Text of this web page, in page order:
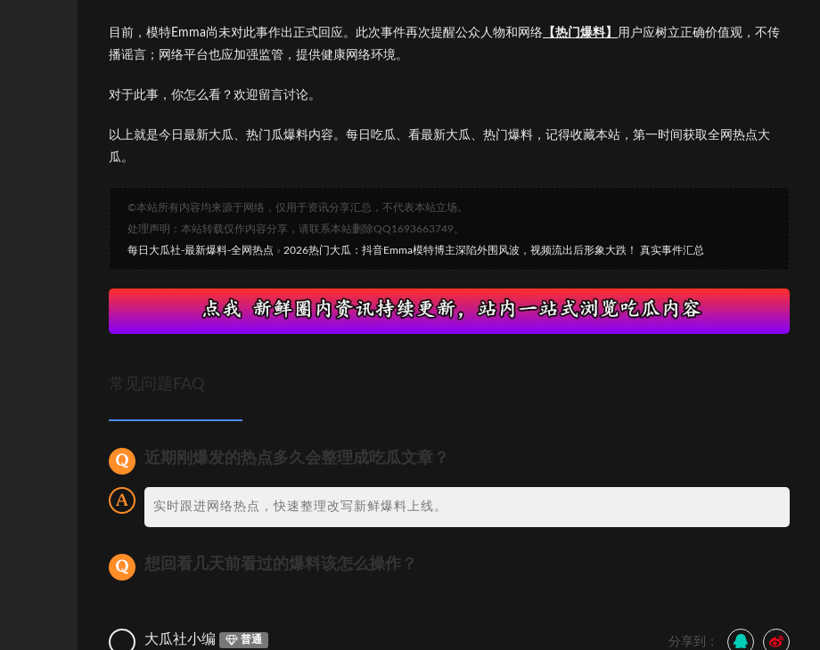
目前，模特Emma尚未对此事作出正式回应。此次事件再次提醒公众人物和网络 【热门爆料】 用户应树立正确价值观，不传
播谣言；网络平台也应加强监管，提供健康网络环境。
对于此事，你怎么看？欢迎留言讨论。
以上就是今日最新大瓜、热门瓜爆料内容。每日吃瓜、看最新大瓜、热门爆料，记得收藏本站，第一时间获取全网热点大
瓜。
©本站所有内容均来源于网络，仅用于资讯分享汇总，不代表本站立场。
处理声明：本站转载仅作内容分享，请联系本站删除QQ1693663749。
每日大瓜社-最新爆料-全网热点 » 2026热门大瓜：抖音Emma模特博主深陷外围风波，视频流出后形象大跌！ 真实事件汇总
常见问题FAQ
近期刚爆发的热点多久会整理成吃瓜文章？
实时跟进网络热点，快速整理改写新鲜爆料上线。
想回看几天前看过的爆料该怎么操作？
大瓜社小编 普通 分享到：